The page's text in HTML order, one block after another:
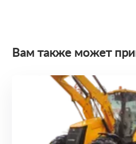
Вам также может